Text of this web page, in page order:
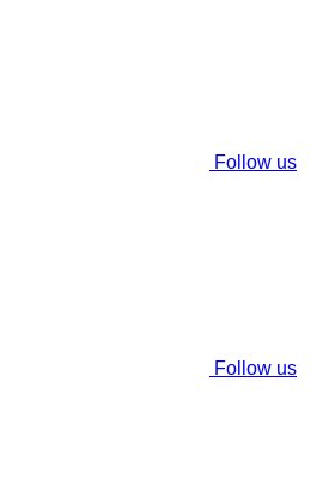
Follow us
Follow us